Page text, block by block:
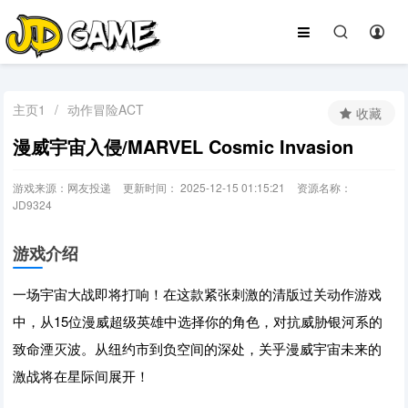
主页1 / 动作冒险ACT
漫威宇宙入侵/MARVEL Cosmic Invasion
游戏来源：网友投递 更新时间： 2025-12-15 01:15:21
资源名称：
JD9324
收藏
游戏介绍
一场宇宙大战即将打响！在这款紧张刺激的清版过关动作游戏
中，从15位漫威超级英雄中选择你的角色，对抗威胁银河系的
致命湮灭波。从纽约市到负空间的深处，关乎漫威宇宙未来的
激战将在星际间展开！